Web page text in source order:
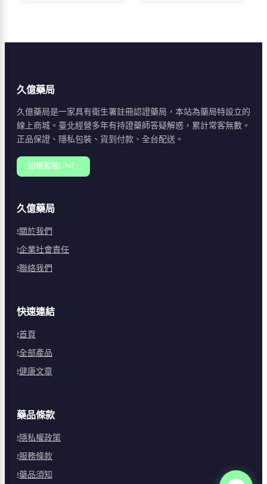
體。詳細說明其作用原
費權益。
久億藥局
久億藥局是一家具有衛生署註冊認證藥局，本站為藥局特設立的
線上商城。臺北經營多年有持證藥師答疑解惑，累計常客無數。
正品保證、隱私包裝、貨到付款、全台配送。
加賴客服LINE ›
久億藥局
關於我們
企業社會責任
聯絡我們
快速連結
首頁
全部產品
健康文章
藥品條款
隱私權政策
服務條款
藥品須知